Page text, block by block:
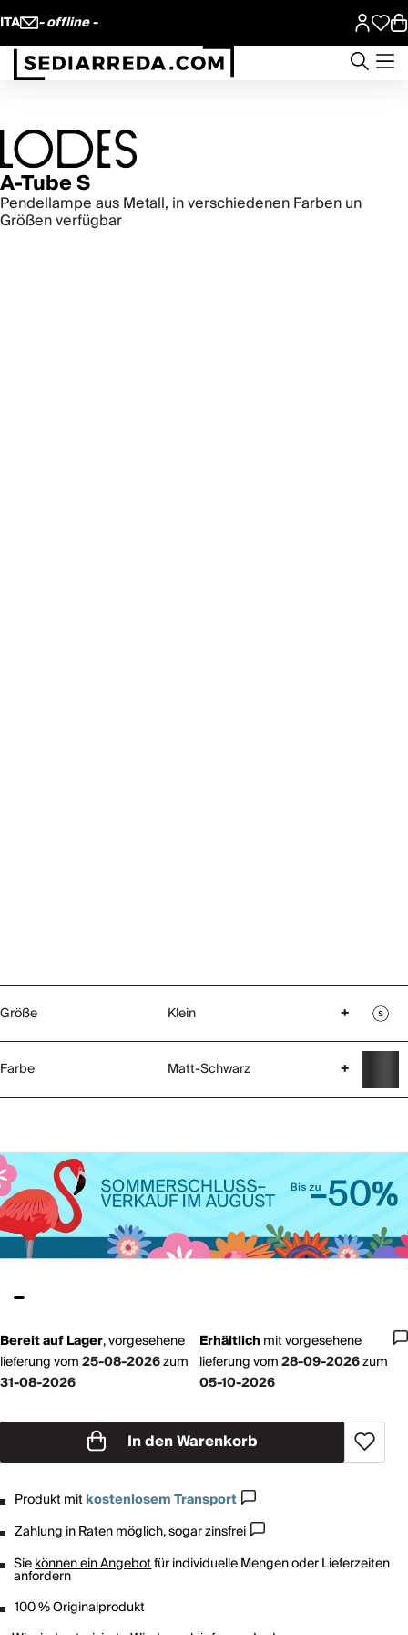
ITA - offline -
A-Tube S
Pendellampe aus Metall, in verschiedenen Farben un
Größen verfügbar
Größe Klein +
Farbe Matt-Schwarz +
Bereit auf Lager,vorgesehene
lieferung vom25-08-2026zum
31-08-2026
Erhältlich mitvorgesehene
lieferung vom28-09-2026zum
05-10-2026
In den Warenkorb
Produkt mitkostenlosem Transport
Zahlung in Raten möglich, sogar zinsfrei
Siekönnen ein Angebotfür individuelle Mengen oder Lieferzeiten
anfordern
100 % Originalprodukt